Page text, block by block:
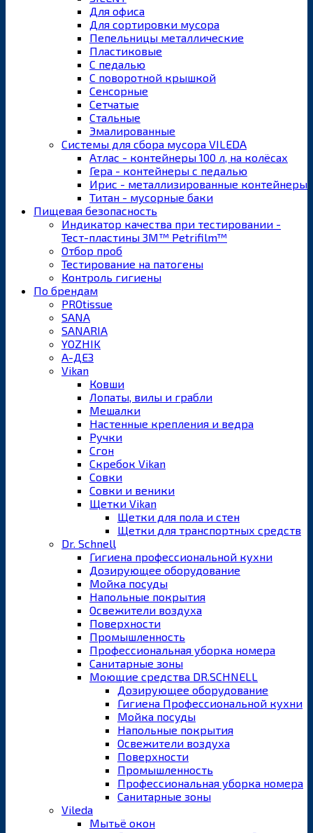
Для офиса
Для сортировки мусора
Пепельницы металлические
Пластиковые
С педалью
С поворотной крышкой
Сенсорные
Сетчатые
Стальные
Эмалированные
Системы для сбора мусора VILEDA
Атлас - контейнеры 100 л, на колёсах
Гера - контейнеры с педалью
Ирис - металлизированные контейнеры
Титан - мусорные баки
Пищевая безопасность
Индикатор качества при тестировании -
Тест-пластины 3M™ Petrifilm™
Отбор проб
Тестирование на патогены
Контроль гигиены
По брендам
PROtissue
SANA
SANARIA
YOZHIK
А-ДЕЗ
Vikan
Ковши
Лопаты, вилы и грабли
Мешалки
Настенные крепления и ведра
Ручки
Сгон
Скребок Vikan
Совки
Совки и веники
Щетки Vikan
Щетки для пола и стен
Щетки для транспортных средств
Dr. Schnell
Гигиена профессиональной кухни
Дозирующее оборудование
Мойка посуды
Напольные покрытия
Освежители воздуха
Поверхности
Промышленность
Профессиональная уборка номера
Санитарные зоны
Моющие средства DR.SCHNELL
Дозирующее оборудование
Гигиена Профессиональной кухни
Мойка посуды
Напольные покрытия
Освежители воздуха
Поверхности
Промышленность
Профессиональная уборка номера
Санитарные зоны
Vileda
Мытьё окон